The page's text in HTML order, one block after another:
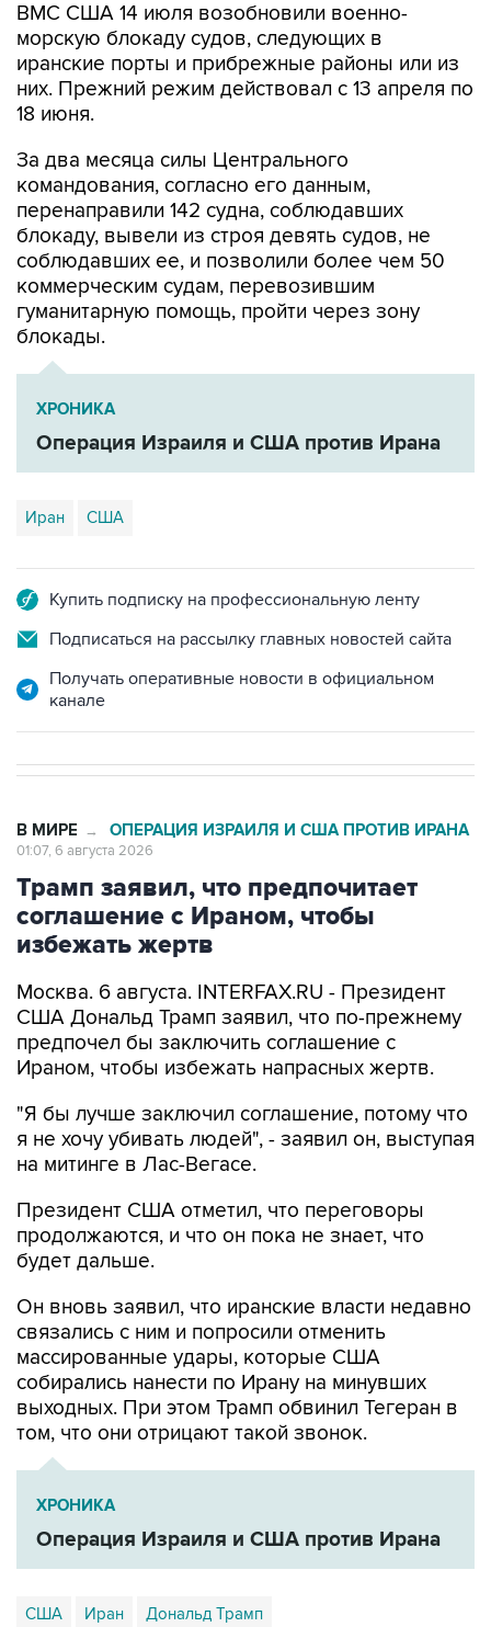
ВМС США 14 июля возобновили военно-
морскую блокаду судов, следующих в
иранские порты и прибрежные районы или из
них. Прежний режим действовал с 13 апреля по
18 июня.
За два месяца силы Центрального
командования, согласно его данным,
перенаправили 142 судна, соблюдавших
блокаду, вывели из строя девять судов, не
соблюдавших ее, и позволили более чем 50
коммерческим судам, перевозившим
гуманитарную помощь, пройти через зону
блокады.
ХРОНИКА
Операция Израиля и США против Ирана
Иран США
Купить подписку на профессиональную ленту
Подписаться на рассылку главных новостей сайта
Получать оперативные новости в официальном
канале
В МИРЕ → ОПЕРАЦИЯ ИЗРАИЛЯ И США ПРОТИВ ИРАНА
01:07, 6 августа 2026
Трамп заявил, что предпочитает
соглашение с Ираном, чтобы
избежать жертв
Москва. 6 августа. INTERFAX.RU - Президент
США Дональд Трамп заявил, что по-прежнему
предпочел бы заключить соглашение с
Ираном, чтобы избежать напрасных жертв.
"Я бы лучше заключил соглашение, потому что
я не хочу убивать людей", - заявил он, выступая
на митинге в Лас-Вегасе.
Президент США отметил, что переговоры
продолжаются, и что он пока не знает, что
будет дальше.
Он вновь заявил, что иранские власти недавно
связались с ним и попросили отменить
массированные удары, которые США
собирались нанести по Ирану на минувших
выходных. При этом Трамп обвинил Тегеран в
том, что они отрицают такой звонок.
ХРОНИКА
Операция Израиля и США против Ирана
США Иран Дональд Трамп